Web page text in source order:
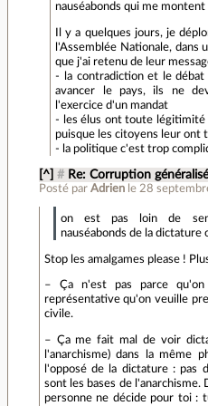
nauséabonds qui me montent
Il y a quelques jours, je
l'Assemblée Nationale, dans
que j'ai retenu de leur
- la contradiction et le
avancer le pays, ils ne
l'exercice d'un mandat
- les élus ont toute légitimité
puisque les citoyens leur ont
- la politique c'est trop
[^] # Re: Corruption
Posté par Adrien le 28
on est pas loin de
nauséabonds de la dictature
Stop les amalgames please !
– Ça n'est pas parce
représentative qu'on veuille
civile.
– Ça me fait mal de voir
l'anarchisme) dans la même
l'opposé de la dictature : pas
sont les bases de
personne ne décide pour toi :